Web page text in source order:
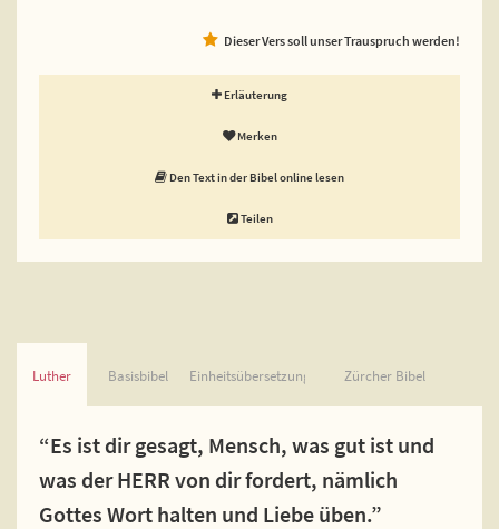
Dieser Vers soll unser Trauspruch werden!
Erläuterung
Merken
Den Text in der Bibel online lesen
Teilen
Luther Basisbibel Einheitsübersetzung Zürcher Bibel
“Es ist dir gesagt, Mensch, was gut ist und
was der HERR von dir fordert, nämlich
Gottes Wort halten und Liebe üben.”